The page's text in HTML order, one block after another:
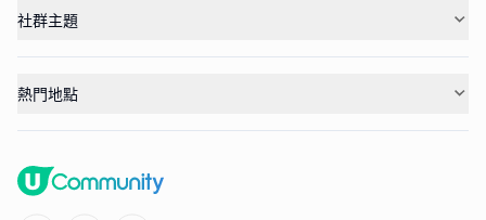
社群主題
熱門地點